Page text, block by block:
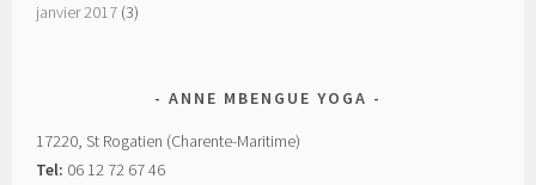
janvier 2017 (3)
ANNE MBENGUE YOGA
17220, St Rogatien (Charente-Maritime)
Tel: 06 12 72 67 46